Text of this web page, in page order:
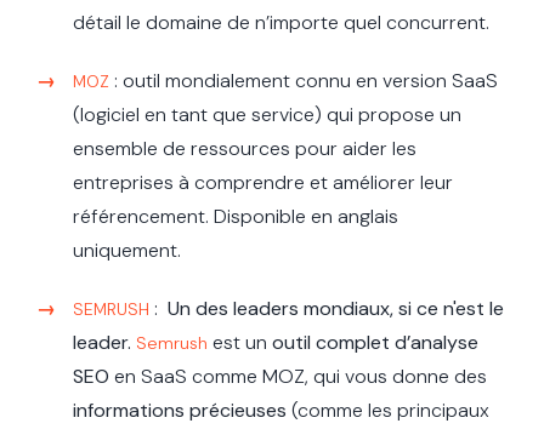
détail le domaine de n’importe quel concurrent.
MOZ : outil mondialement connu en version SaaS
(logiciel en tant que service) qui propose un
ensemble de ressources pour aider les
entreprises à comprendre et améliorer leur
référencement. Disponible en anglais
uniquement.
SEMRUSH : Un des leaders mondiaux, si ce n'est le
leader. Semrush est un outil complet d’analyse
SEO en SaaS comme MOZ, qui vous donne des
informations précieuses (comme les principaux